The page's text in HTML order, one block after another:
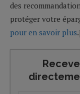
des
protéger votre
pour en savoir plus.]